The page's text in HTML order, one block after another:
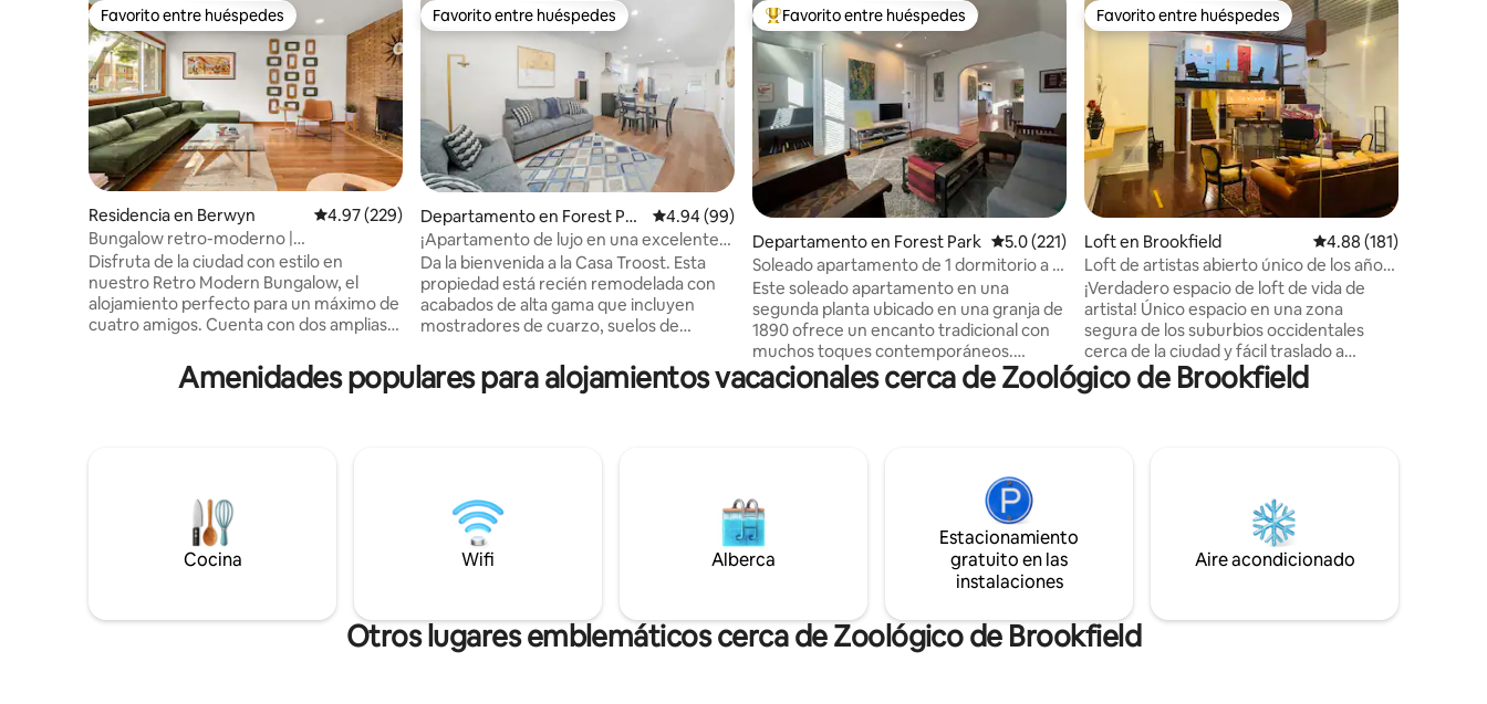
Favorito entre huéspedes
Favorito entre huéspedes
Residencia en Berwyn Calificación promedio: 4.97 de 5; 229 evaluaciones
4.97 (229)
Bungalow retro-moderno |
Estacionamiento gratuito | Se admiten
mascotas
Disfruta de la ciudad con estilo en
nuestro Retro Modern Bungalow, el
alojamiento perfecto para un máximo de
cuatro amigos. Cuenta con dos amplias
tamaño king y sábanas de lujo, una
fogata de propano y un patio trasero
Park, a 15 minutos del aeropuerto
Midway y a 20 minutos del centro de la
ciudad. Estaciona gratis en nuestro
Favorito entre huéspedes
Favorito entre huéspedes
Departamento en Forest Par
k
Calificación promedio: 4.94 de 5; 99 evaluaciones
4.94 (99)
¡Apartamento de lujo en una excelente
ubicación céntrica!
Da la bienvenida a la Casa Troost. Esta
propiedad está recién remodelada con
acabados de alta gama que incluyen
mostradores de cuarzo, suelos de
electrodomésticos de acero inoxidable
nuevos. Este 1B de 2 dormitorios ofrece
minutos en auto del centro médico
Loyola, a 10 minutos en auto de DT
Chicago y cerca del corazón del DT
De los mejores en Favorito entre huéspedes
Favorito entre huéspedes
Departamento en Forest Park Calificación promedio: 5.0 de 5; 221 evaluaciones
5.0 (221)
Soleado apartamento de 1 dormitorio a 1
manzana de restaurantes
Este soleado apartamento en una
segunda planta ubicado en una granja de
1890 ofrece un encanto tradicional con
muchos toques contemporáneos.
Presenta una variedad de arte original.
Situado en una calle tranquila, pero a
proporcionan fácil acceso al centro de
Chicago y al aeropuerto O'Hare. Un
porche cerrado directamente fuera de la
cocina tiene vistas a un hermoso jardín
de praderas. Puedes relajarte en el patio
trasero con parrilla de gas y chimenea.
Favorito entre huéspedes
Favorito entre huéspedes
Loft en Brookfield Calificación promedio:
4.88 (181)
Loft de artistas abierto único de los años
20 totalmente renovado
¡Verdadero espacio de loft de vida de
artista! Único espacio en una zona
segura de los suburbios occidentales
cerca de la ciudad y fácil traslado a
tiendas, tiendas muy cerca de trenes,
autobuses y autopistas. Estacionamiento
forzado y aire acondicionado. Horno
doble, lavavajillas, cocina eléctrica,
nevera, microondas y horno tostador.
Ventiladores de techo con dos camas.
Amenidades populares para alojamientos vacacionales cerca de Zoológico de Brookfield
Cocina Wifi Alberca
Estacionamiento
gratuito en las
instalaciones
Aire acondicionado
Otros lugares emblemáticos cerca de Zoológico de Brookfield